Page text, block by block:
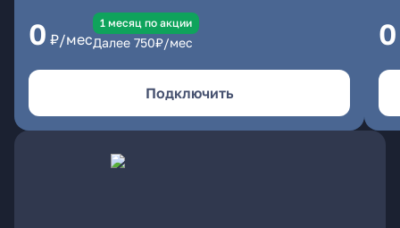
0 ₽/мес
1 месяц по акции
Далее 750₽/мес
Подключить
0